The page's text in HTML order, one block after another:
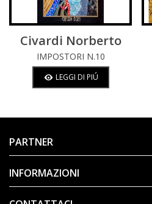
Civardi Norberto
IMPOSTORI N.10
LEGGI DI PIÚ
PARTNER
INFORMAZIONI